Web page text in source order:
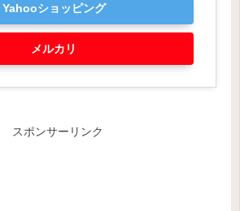
Yahooショッピング
メルカリ
スポンサーリンク